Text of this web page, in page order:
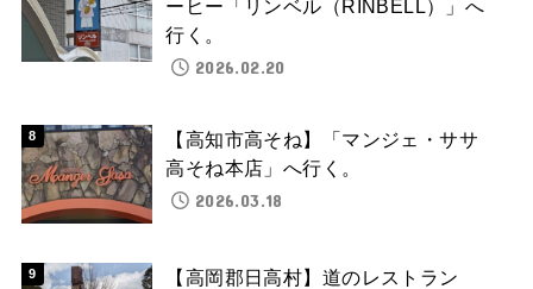
ーヒー「リンベル（RINBELL）」へ
行く。
2026.02.20
【高知市高そね】「マンジェ・ササ
高そね本店」へ行く。
2026.03.18
【高岡郡日高村】道のレストラン